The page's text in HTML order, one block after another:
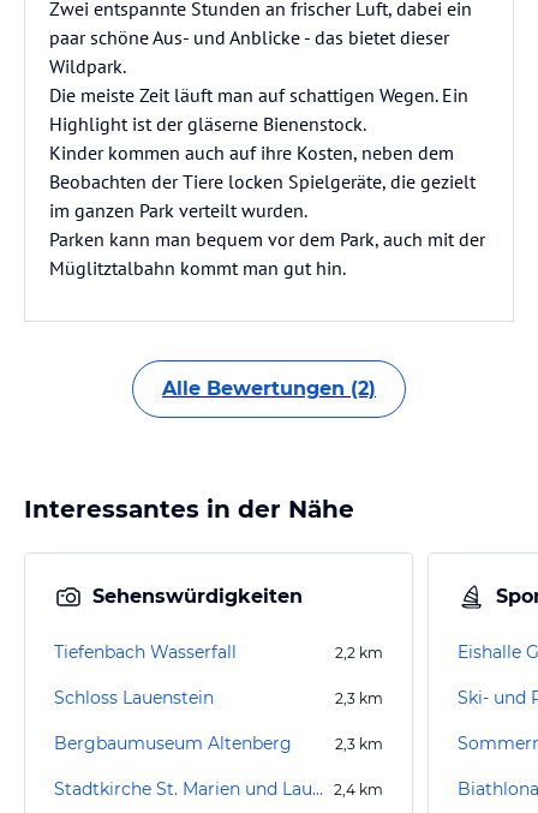
Zwei entspannte Stunden an frischer Luft, dabei ein
paar schöne Aus- und Anblicke - das bietet dieser
Wildpark.
Die meiste Zeit läuft man auf schattigen Wegen. Ein
Highlight ist der gläserne Bienenstock.
Kinder kommen auch auf ihre Kosten, neben dem
Beobachten der Tiere locken Spielgeräte, die gezielt
im ganzen Park verteilt wurden.
Parken kann man bequem vor dem Park, auch mit der
Müglitztalbahn kommt man gut hin.
Alle Bewertungen (2)
Interessantes in der Nähe
Sehenswürdigkeiten
Tiefenbach Wasserfall 2,2 km
Schloss Lauenstein 2,3 km
Bergbaumuseum Altenberg 2,3 km
Stadtkirche St. Marien und Laurentin zu Lauenstein Altenberg 2,4 km
Eishalle
Ski- und